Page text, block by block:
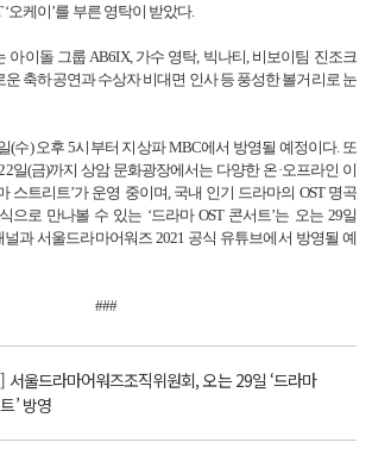
‘오케이’를 부른 영탁이 받았다.
아이돌 그룹 AB6IX, 가수 영탁, 빅나티 비보이팀 진조크
운 축하공연과 수상자 비대면 인사 등 풍성한 볼거리로 눈
(수) 오후 5시부터 지상파MBC에서 방영될 예정이다. 또
일(금)까지 상암 문화광장에서는 다양한 온·오프라인 이
스트리트’가 운영 중이며 국내 인기 드라마의 OST 명곡
으로 만나볼 수 있는 ‘드라마OST 콘서트’는 오는29일
널과 서울드라마어워즈2021 공식 유튜브에서 방영될 예
###
서울드라마어워즈조직위원회, 오는 29일 ‘드라마
’ 방영